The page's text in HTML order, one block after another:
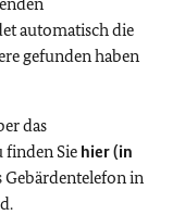
automatisch die
gefunden haben
das
finden Sie hier (in
Gebärdentelefon in